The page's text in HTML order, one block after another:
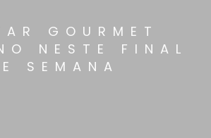
GOURMET
NESTE FINAL
SEMANA